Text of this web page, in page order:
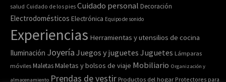
salud Cuidado de los pies Cuidado personal Decoración
Electrodomésticos Electrónica Equipo de sonido
Experiencias Herramientas y utensilios de cocina
Iluminación Joyería Juegos y juguetes Juguetes Lámparas
móviles MaletasMaletas y bolsos de viaje Mobiliario Organización y
almacenamiento Prendas de vestir Productos del hogar Protectores para